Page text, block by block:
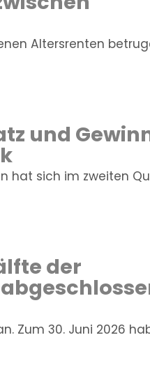
Altersrenten
und
hat sich im zweiten
der
Zum 30. Juni 2026